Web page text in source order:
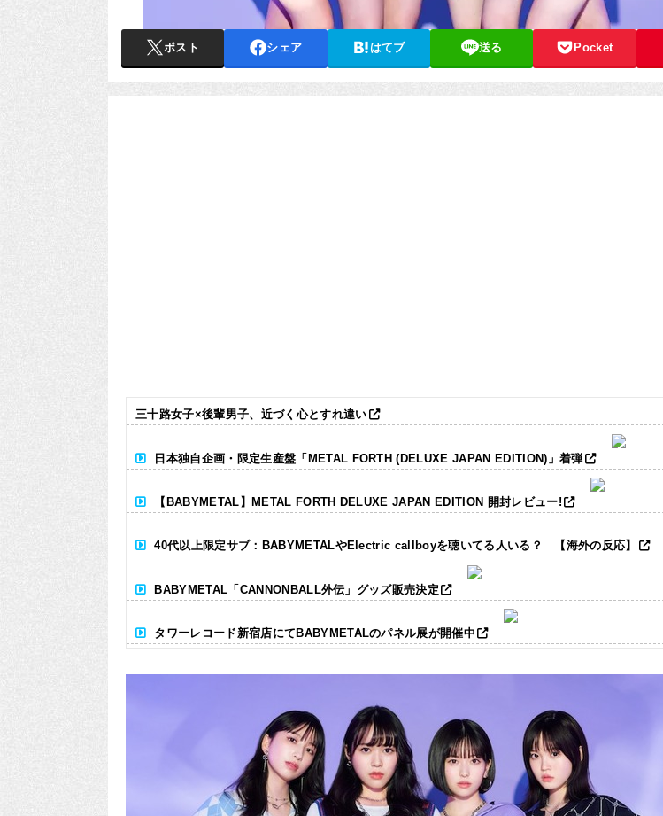
ポスト シェア はてブ 送る Pocket
三十路女子×後輩男子、近づく心とすれ違い
日本独自企画・限定生産盤「METAL FORTH (DELUXE JAPAN EDITION)」着弾
【BABYMETAL】METAL FORTH DELUXE JAPAN EDITION 開封レビュー!
40代以上限定サブ：BABYMETALやElectric callboyを聴いてる人いる？ 【海外の反応】
BABYMETAL「CANNONBALL外伝」グッズ販売決定
タワーレコード新宿店にてBABYMETALのパネル展が開催中